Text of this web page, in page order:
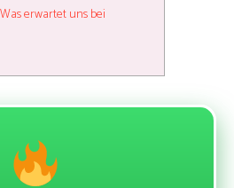
erwartet uns bei